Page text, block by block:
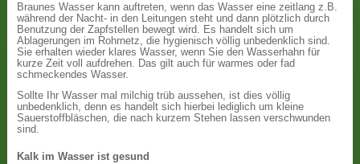
Braunes Wasser kann auftreten, wenn das Wasser eine zeitlang z.B.
während der Nacht- in den Leitungen steht und dann plötzlich durch
Benutzung der Zapfstellen bewegt wird. Es handelt sich um
Ablagerungen im Rohrnetz, die hygienisch völlig unbedenklich sind.
Sie erhalten wieder klares Wasser, wenn Sie den Wasserhahn für
kurze Zeit voll aufdrehen. Das gilt auch für warmes oder fad
schmeckendes Wasser.
Sollte Ihr Wasser mal milchig trüb aussehen, ist dies völlig
unbedenklich, denn es handelt sich hierbei lediglich um kleine
Sauerstoffbläschen, die nach kurzem Stehen lassen verschwunden
sind.
Kalk im Wasser ist gesund